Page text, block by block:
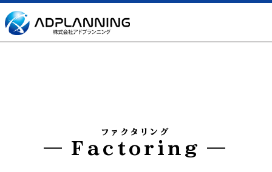
ファクタリング
Factoring